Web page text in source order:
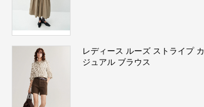
レディース ルーズ ストライプ カ
ジュアル ブラウス